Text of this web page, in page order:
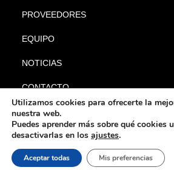
PROVEEDORES
EQUIPO
NOTICIAS
CONTACTO
derechos reservados.
de cookies
Utilizamos cookies para ofrecerte la
nuestra web.
Puedes aprender más sobre qué cookies
desactivarlas en los ajustes.
Aceptar todas Mis preferencias